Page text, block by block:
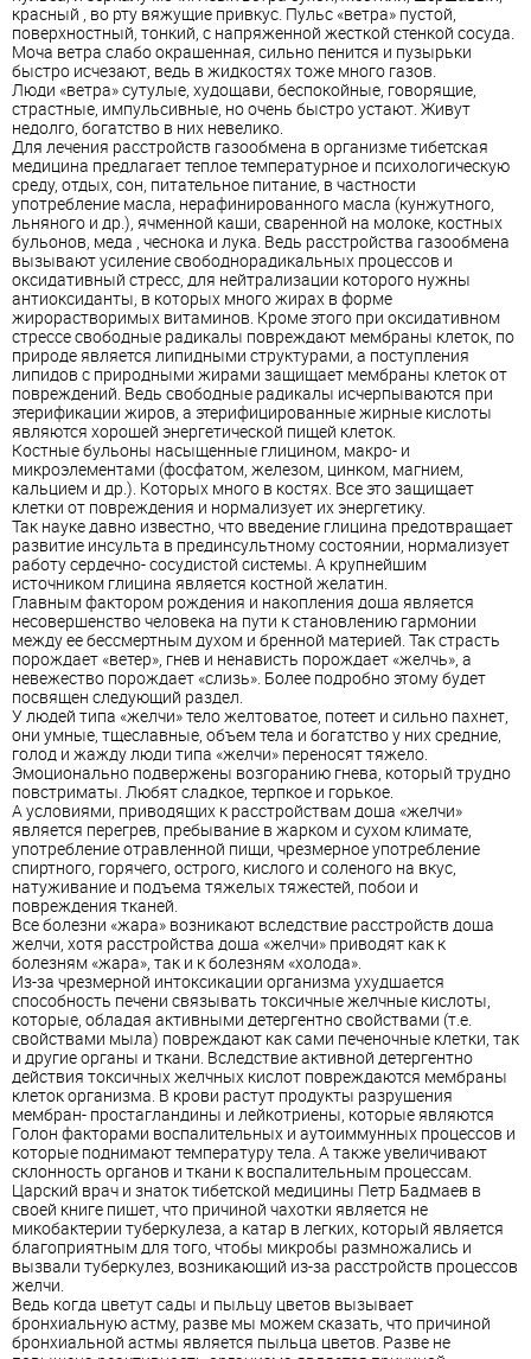
красный , во рту вяжущие привкус. Пульс «ветра» пустой,
поверхностный, тонкий, с напряженной жесткой стенкой сосуда.
Моча ветра слабо окрашенная, сильно пенится и пузырьки
быстро исчезают, ведь в жидкостях тоже много газов.
Люди «ветра» сутулые, худощави, беспокойные, говорящие,
страстные, импульсивные, но очень быстро устают. Живут
недолго, богатство в них невелико.
Для лечения расстройств газообмена в организме тибетская
медицина предлагает теплое температурное и психологическую
среду, отдых, сон, питательное питание, в частности
употребление масла, нерафинированного масла (кунжутного,
льняного и др.), ячменной каши, сваренной на молоке, костных
бульонов, меда , чеснока и лука. Ведь расстройства газообмена
вызывают усиление свободнорадикальных процессов и
оксидативный стресс, для нейтрализации которого нужны
антиоксиданты, в которых много жирах в форме
жирорастворимых витаминов. Кроме этого при оксидативном
стрессе свободные радикалы повреждают мембраны клеток, по
природе является липидными структурами, а поступления
липидов с природными жирами защищает мембраны клеток от
повреждений. Ведь свободные радикалы исчерпываются при
этерификации жиров, а этерифицированные жирные кислоты
являются хорошей энергетической пищей клеток.
Костные бульоны насыщенные глицином, макро- и
микроэлементами (фосфатом, железом, цинком, магнием,
кальцием и др.). Которых много в костях. Все это защищает
клетки от повреждения и нормализует их энергетику.
Так науке давно известно, что введение глицина предотвращает
развитие инсульта в прединсультному состоянии, нормализует
работу сердечно- сосудистой системы. А крупнейшим
источником глицина является костной желатин.
Главным фактором рождения и накопления доша является
несовершенство человека на пути к становлению гармонии
между ее бессмертным духом и бренной материей. Так страсть
порождает «ветер», гнев и ненависть порождает «желчь», а
невежество порождает «слизь». Более подробно этому будет
посвящен следующий раздел.
У людей типа «желчи» тело желтоватое, потеет и сильно пахнет,
они умные, тщеславные, объем тела и богатство у них средние,
голод и жажду люди типа «желчи» переносят тяжело.
Эмоционально подвержены возгоранию гнева, который трудно
повстриматы. Любят сладкое, терпкое и горькое.
А условиями, приводящих к расстройствам доша «желчи»
является перегрев, пребывание в жарком и сухом климате,
употребление отравленной пищи, чрезмерное употребление
спиртного, горячего, острого, кислого и соленого на вкус,
натуживание и подъема тяжелых тяжестей, побои и
повреждения тканей.
Все болезни «жара» возникают вследствие расстройств доша
желчи, хотя расстройства доша «желчи» приводят как к
болезням «жара», так и к болезням «холода».
Из-за чрезмерной интоксикации организма ухудшается
способность печени связывать токсичные желчные кислоты,
которые, обладая активными детергентно свойствами (т.е.
свойствами мыла) повреждают как сами печеночные клетки, так
и другие органы и ткани. Вследствие активной детергентно
действия токсичных желчных кислот повреждаются мембраны
клеток организма. В крови растут продукты разрушения
мембран- простагландины и лейкотриены, которые являются
Голон факторами воспалительных и аутоиммунных процессов и
которые поднимают температуру тела. А также увеличивают
склонность органов и ткани к воспалительным процессам.
Царский врач и знаток тибетской медицины Петр Бадмаев в
своей книге пишет, что причиной чахотки является не
микобактерии туберкулеза, а катар в легких, который является
благоприятным для того, чтобы микробы размножались и
вызвали туберкулез, возникающий из-за расстройств процессов
желчи.
Ведь когда цветут сады и пыльцу цветов вызывает
бронхиальную астму, разве мы можем сказать, что причиной
бронхиальной астмы является пыльца цветов. Разве не